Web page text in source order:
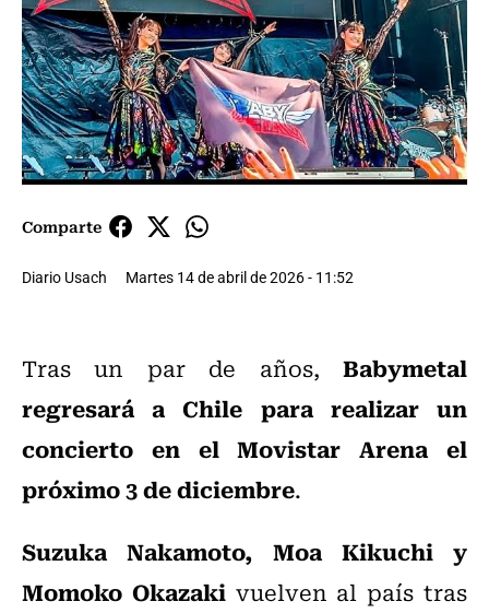
Comparte
Diario Usach Martes 14 de abril de 2026 - 11:52
Tras un par de años, Babymetal
regresará a Chile para realizar un
concierto en el Movistar Arena el
próximo 3 de diciembre.
Suzuka Nakamoto, Moa Kikuchi y
Momoko Okazakivuelven al país tras